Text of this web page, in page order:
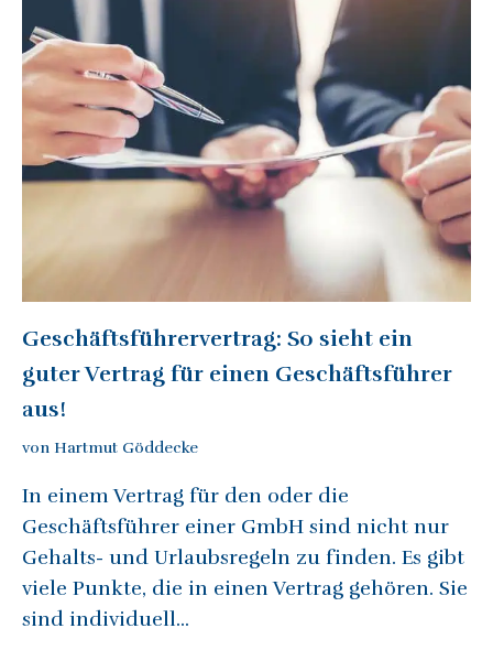
Geschäftsführervertrag: So sieht ein
guter Vertrag für einen Geschäftsführer
aus!
von Hartmut Göddecke
In einem Vertrag für den oder die
Geschäftsführer einer GmbH sind nicht nur
Gehalts- und Urlaubsregeln zu finden. Es gibt
viele Punkte, die in einen Vertrag gehören. Sie
sind individuell...